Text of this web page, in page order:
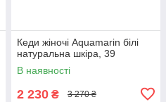
Кеди жіночі Aquamarin білі
натуральна шкіра, 39
В наявності
2 230 ₴ 3 270 ₴